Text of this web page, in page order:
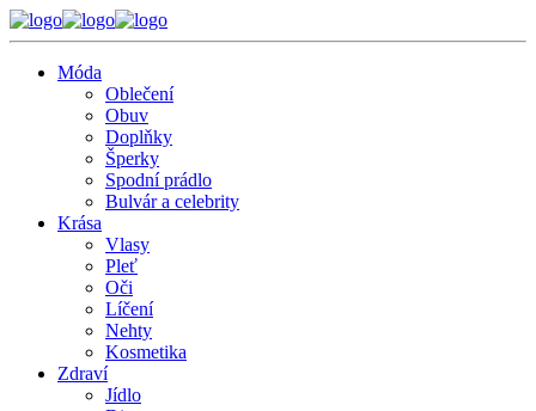
Móda
Oblečení
Obuv
Doplňky
Šperky
Spodní prádlo
Bulvár a celebrity
Krása
Vlasy
Pleť
Oči
Líčení
Nehty
Kosmetika
Zdraví
Jídlo